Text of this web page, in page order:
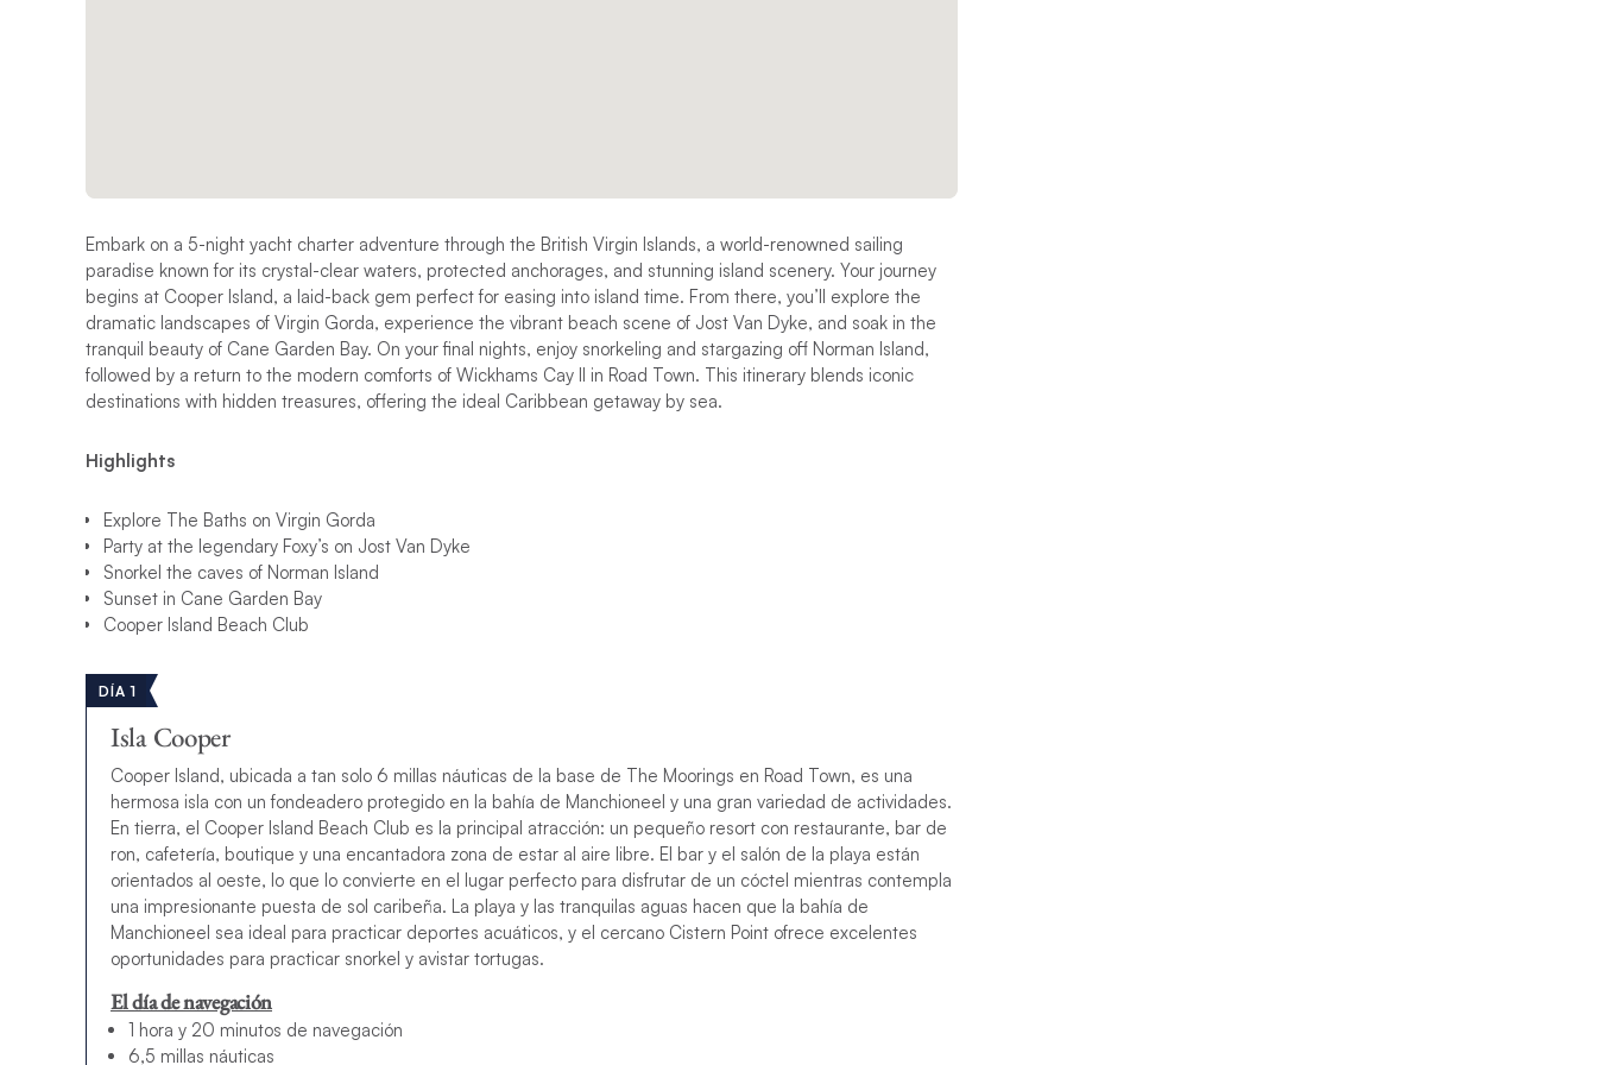
Embark on a 5-night yacht charter adventure through the British Virgin Islands, a world-renowned sailing
paradise known for its crystal-clear waters, protected anchorages, and stunning island scenery. Your journey
begins at Cooper Island, a laid-back gem perfect for easing into island time. From there, you’ll explore the
dramatic landscapes of Virgin Gorda, experience the vibrant beach scene of Jost Van Dyke, and soak in the
tranquil beauty of Cane Garden Bay. On your final nights, enjoy snorkeling and stargazing off Norman Island,
followed by a return to the modern comforts of Wickhams Cay II in Road Town. This itinerary blends iconic
destinations with hidden treasures, offering the ideal Caribbean getaway by sea.
Highlights
Explore The Baths on Virgin Gorda
Party at the legendary Foxy’s on Jost Van Dyke
Snorkel the caves of Norman Island
Sunset in Cane Garden Bay
Cooper Island Beach Club
DÍA 1
Isla Cooper
Cooper Island, ubicada a tan solo 6 millas náuticas de la base de The Moorings en Road Town, es una
hermosa isla con un fondeadero protegido en la bahía de Manchioneel y una gran variedad de actividades.
En tierra, el Cooper Island Beach Club es la principal atracción: un pequeño resort con restaurante, bar de
ron, cafetería, boutique y una encantadora zona de estar al aire libre. El bar y el salón de la playa están
orientados al oeste, lo que lo convierte en el lugar perfecto para disfrutar de un cóctel mientras contempla
una impresionante puesta de sol caribeña. La playa y las tranquilas aguas hacen que la bahía de
Manchioneel sea ideal para practicar deportes acuáticos, y el cercano Cistern Point ofrece excelentes
oportunidades para practicar snorkel y avistar tortugas.
El día de navegación
1 hora y 20 minutos de navegación
6,5 millas náuticas